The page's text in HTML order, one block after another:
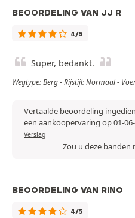
BEOORDELING VAN JJ R
4/5
Super, bedankt.
Wegtype: Berg - Rijstijl: Normaal -
Vertaalde beoordeling
een aankoopervaring op 01-
Verslag
Zou u deze banden
BEOORDELING VAN RINO
4/5